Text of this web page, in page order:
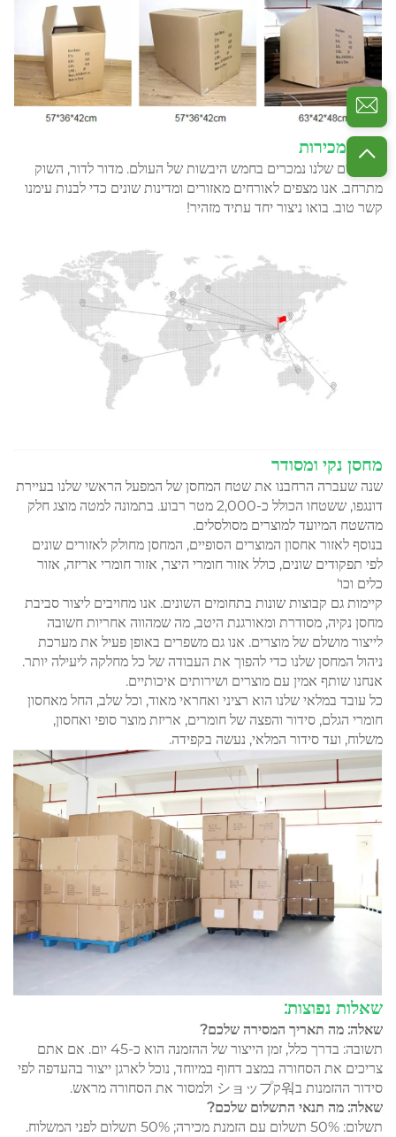
רשת מכירות
המוצרים שלנו נמכרים בחמש היבשות של העולם. מדור לדור, השוק
מתרחב. אנו מצפים לאורחים מאזורים ומדינות שונים כדי לבנות עימנו
קשר טוב. בואו ניצור יחד עתיד מזהיר!
מחסן נקי ומסודר
שנה שעברה הרחבנו את שטח המחסן של המפעל הראשי שלנו בעיירת
דונגפו, ששטחו הכולל כ-2,000 מטר רבוע. בתמונה למטה מוצג חלק
מהשטח המיועד למוצרים מסולסלים.
בנוסף לאזור אחסון המוצרים הסופיים, המחסן מחולק לאזורים שונים
לפי תפקודים שונים, כולל אזור חומרי היצר, אזור חומרי אריזה, אזור
כלים וכו'
קיימות גם קבוצות שונות בתחומים השונים. אנו מחויבים ליצור סביבת
מחסן נקיה, מסודרת ומאורגנת היטב, מה שמהווה אחריות חשובה
לייצור מושלם של מוצרים. אנו גם משפרים באופן פעיל את מערכת
ניהול המחסן שלנו כדי להפוך את העבודה של כל מחלקה ליעילה יותר.
אנחנו שותף אמין עם מוצרים ושירותים איכותיים.
כל עובד במלאי שלנו הוא רציני ואחראי מאוד, וכל שלב, החל מאחסון
חומרי הגלם, סידור והפצה של חומרים, אריזת מוצר סופי ואחסון,
משלוח, ועד סידור המלאי, נעשה בקפידה.
שאלות נפוצות:
שאלה: מה תאריך המסירה שלכם?
תשובה: בדרך כלל, זמן הייצור של ההזמנה הוא כ-45 יום. אם אתם
צריכים את הסחורה במצב דחוף במיוחד, נוכל לארגן ייצור בהעדפה לפי
סידור ההזמנות ב워קショップ ולמסור את הסחורה מראש.
שאלה: מה תנאי התשלום שלכם?
תשלום: 50% תשלום עם הזמנת מכירה; 50% תשלום לפני המשלוח.